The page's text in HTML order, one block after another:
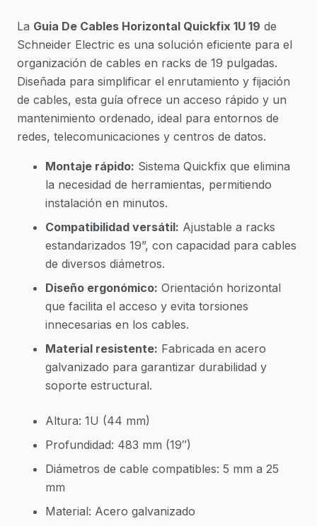
La Guia De Cables Horizontal Quickfix 1U 19 de
Schneider Electric es una solución eficiente para el
organización de cables en racks de 19 pulgadas.
Diseñada para simplificar el enrutamiento y fijación
de cables, esta guía ofrece un acceso rápido y un
mantenimiento ordenado, ideal para entornos de
redes, telecomunicaciones y centros de datos.
Montaje rápido: Sistema Quickfix que elimina
la necesidad de herramientas, permitiendo
instalación en minutos.
Compatibilidad versátil: Ajustable a racks
estandarizados 19”, con capacidad para cables
de diversos diámetros.
Diseño ergonómico: Orientación horizontal
que facilita el acceso y evita torsiones
innecesarias en los cables.
Material resistente: Fabricada en acero
galvanizado para garantizar durabilidad y
soporte estructural.
Altura: 1U (44 mm)
Profundidad: 483 mm (19″)
Diámetros de cable compatibles: 5 mm a 25
mm
Material: Acero galvanizado